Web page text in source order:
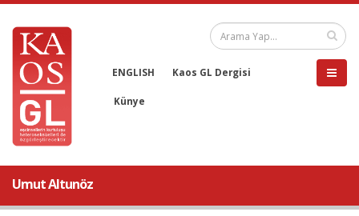
ENGLISH Kaos GL Dergisi
Künye
Umut Altunöz